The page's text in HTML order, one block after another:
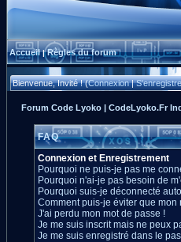
Accueil|Règles du forum
Bienvenue, Invité ! (Connexion|
Forum Code Lyoko | CodeLyoko.Fr
FAQ
Connexion et Enregistrement
Pourquoi ne puis-je pas me
Pourquoi n'ai-je pas besoin de
Pourquoi suis-je déconnecté
Comment puis-je éviter que
J'ai perdu mon mot de passe !
Je me suis inscrit mais ne peux
Je me suis enregistré dans le